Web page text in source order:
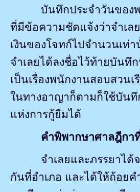
บันทึกประจำวันของ
ที่มีข้อความชัดแจ้งว่าจำเล
เงินของโจทก์ไปจำนวนเท่
จำเลยได้ลงชื่อไว้ท้ายบันทึ
เป็นเรื่องพนักงานสอบสวนเ
ในทางอาญาก็ตามก็ใช้บัน
แห่งการกู้ยืมได้
คำพิพากษาศาลฎีกา
จำเลยและภรรยาได้
กันที่อำเภอ และได้ให้ถ้อย